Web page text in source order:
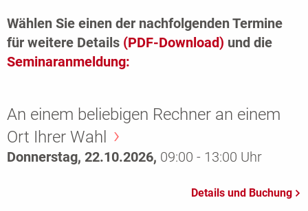
Wählen Sie einen der nachfolgenden Termine
für weitere Details (PDF-Download) und die
Seminaranmeldung:
An einem beliebigen Rechner an einem
Ort Ihrer Wahl
Donnerstag, 22.10.2026, 09:00 - 13:00 Uhr